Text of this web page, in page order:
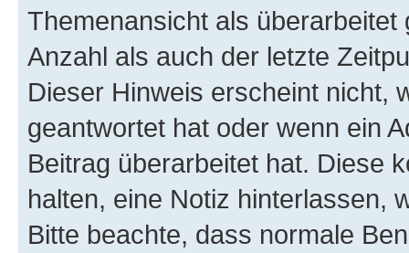
Themenansicht als
Anzahl als auch der letzte
Dieser Hinweis erscheint nicht,
geantwortet hat oder wenn ein
Beitrag überarbeitet hat. Diese
halten, eine Notiz hinterlassen,
Bitte beachte, dass normale